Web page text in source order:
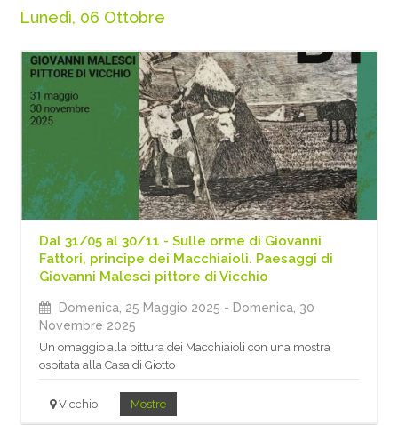
Lunedì, 06 Ottobre
Dal 31/05 al 30/11 - Sulle orme di Giovanni
Fattori, principe dei Macchiaioli. Paesaggi di
Giovanni Malesci pittore di Vicchio
Domenica, 25 Maggio 2025 - Domenica, 30
Novembre 2025
Un omaggio alla pittura dei Macchiaioli con una mostra
ospitata alla Casa di Giotto
Vicchio Mostre